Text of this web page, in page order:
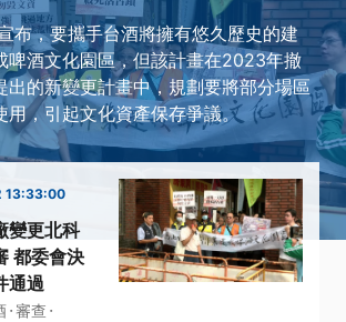
布，要攜手台酒將擁有悠久歷史的建
啤酒文化園區，但該計畫在2023年撤
出的新變更計畫中，規劃要將部分場區
用，引起文化資產保存爭議。
13:33:00
變更北科
都委會決
通過
· 審查 ·